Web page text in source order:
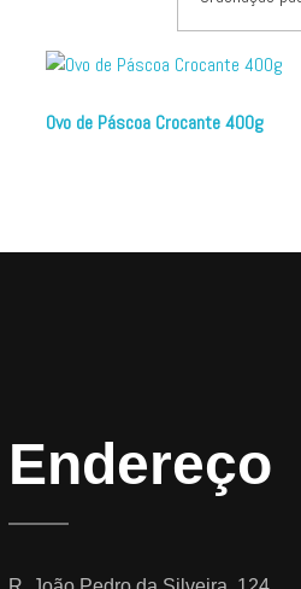
Ovo de Páscoa Crocante 400g
Endereço